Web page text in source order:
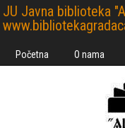
JU Javna biblioteka
Početna O nama